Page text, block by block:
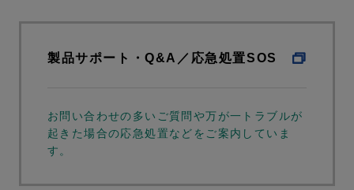
製品サポート・Q&A／応急処置SOS
お問い合わせの多いご質問や万が一トラブルが
起きた場合の応急処置などをご案内していま
す。